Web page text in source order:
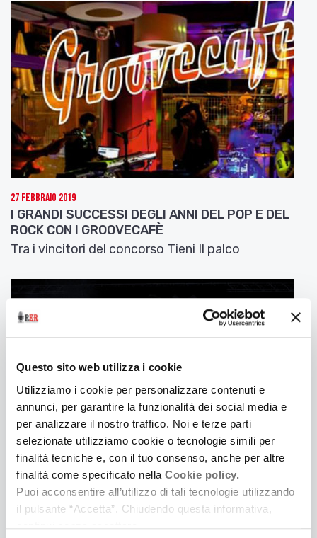
Questo sito web utilizza i cookie
Utilizziamo i cookie per personalizzare contenuti e
annunci, per garantire la funzionalità dei social media e
per analizzare il nostro traffico. Noi e terze parti
selezionate utilizziamo cookie o tecnologie simili per
finalità tecniche e, con il tuo consenso, anche per altre
finalità come specificato nella Cookie policy.
Puoi acconsentire all’utilizzo di tali tecnologie utilizzando
il pulsante “Accetta”. Chiudendo questa informativa,
27 Febbraio 2019
I GRANDI SUCCESSI DEGLI ANNI DEL POP E DEL
ROCK CON I GROOVECAFÈ
Tra i vincitori del concorso Tieni Il palco
16 Febbraio 2019
LE FREQUENZE DI TESLA
Tra I vincitori del concorso Tieni il Palco